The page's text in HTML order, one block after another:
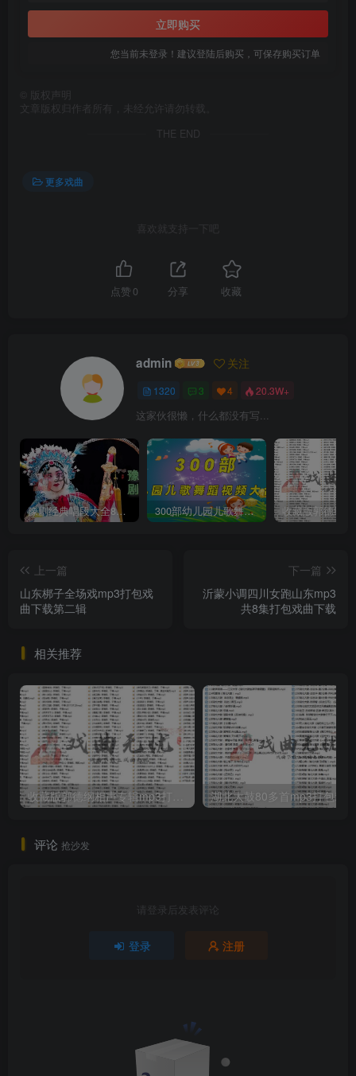
立即购买
您当前未登录！建议登陆后购买，可保存购买订单
版权声明
文章版权归作者所有，未经允许请勿转载。
THE END
更多戏曲
喜欢就支持一下吧
点赞 0 分享 收藏
admin 关注
1320 3 4 20.3W+
这家伙很懒，什么都没有写...
豫剧经典唱段大全850首mp3打包戏曲下载 300部幼儿园儿歌舞蹈视频大合集
上一篇
山东梆子全场戏mp3打包戏
曲下载第二辑
下一篇
沂蒙小调四川女跑山东mp3
共8集打包戏曲下载
相关推荐
评论 抢沙发
请登录后发表评论
登录 注册